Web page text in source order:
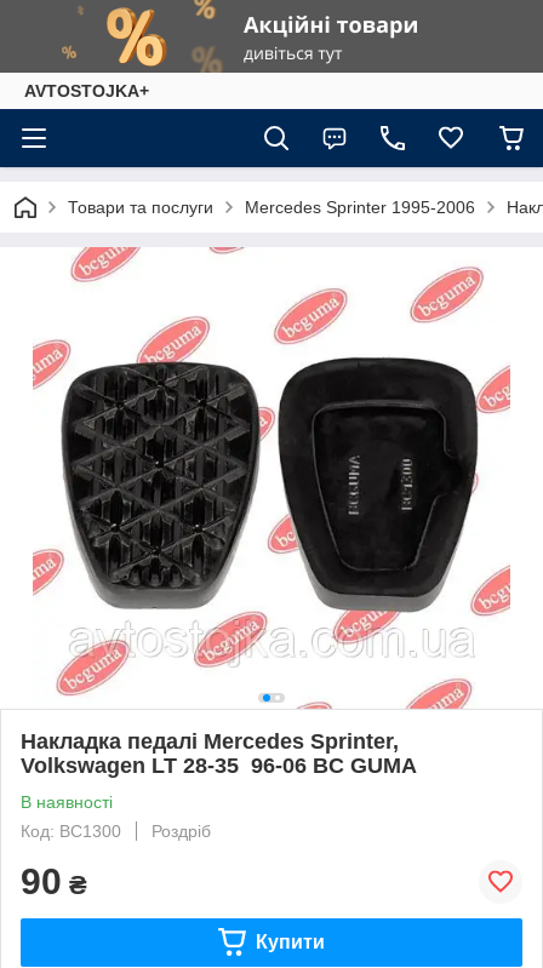
AVTOSTOJKA+
Товари та послуги Mercedes Sprinter 1995-2006
Накладка педалі Mercedes Sprinter,
Volkswagen LT 28-35 96-06 BC GUMA
В наявності
Код: BC1300
Роздріб
90 ₴
Купити